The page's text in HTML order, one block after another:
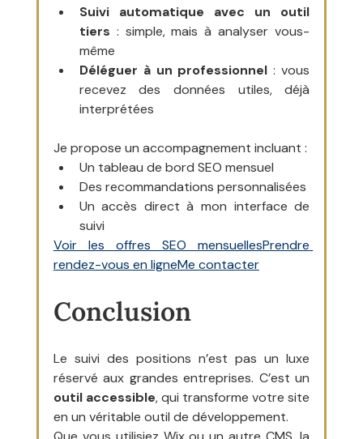
Suivi automatique avec un outil
tiers : simple, mais à analyser vous-
même
Déléguer à un professionnel : vous
recevez des données utiles, déjà
interprétées
Je propose un accompagnement incluant :
Un tableau de bord SEO mensuel
Des recommandations personnalisées
Un accès direct à mon interface de
suivi
Voir les offres SEO mensuellesPrendre
rendez-vous en ligneMe contacter
Conclusion
Le suivi des positions n’est pas un luxe
outil accessible, qui transforme votre site
en un véritable outil de développement.